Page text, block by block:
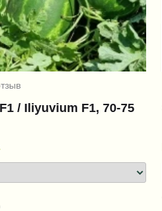
/ Iliyuvium F1, 70-75